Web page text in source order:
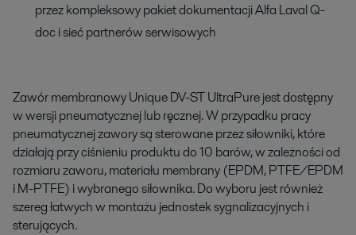
przez kompleksowy pakiet dokumentacji Alfa Laval Q-
doc i sieć partnerów serwisowych
Zawór membranowy Unique DV-ST UltraPure jest dostępny
w wersji pneumatycznej lub ręcznej. W przypadku pracy
pneumatycznej zawory są sterowane przez siłowniki, które
działają przy ciśnieniu produktu do 10 barów, w zależności od
rozmiaru zaworu, materiału membrany (EPDM, PTFE/EPDM
i M-PTFE) i wybranego siłownika. Do wyboru jest również
szereg łatwych w montażu jednostek sygnalizacyjnych i
sterujących.